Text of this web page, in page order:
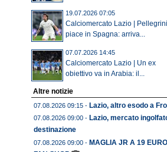
19.07.2026 07:05
Calciomercato Lazio | Pellegrini
piace in Spagna: arriva...
07.07.2026 14:45
Calciomercato Lazio | Un ex
obiettivo va in Arabia: il...
Altre notizie
07.08.2026 09:15 - Lazio, altro esodo a
07.08.2026 09:00 - Lazio, mercato
destinazione
07.08.2026 09:00 - MAGLIA JR A 19